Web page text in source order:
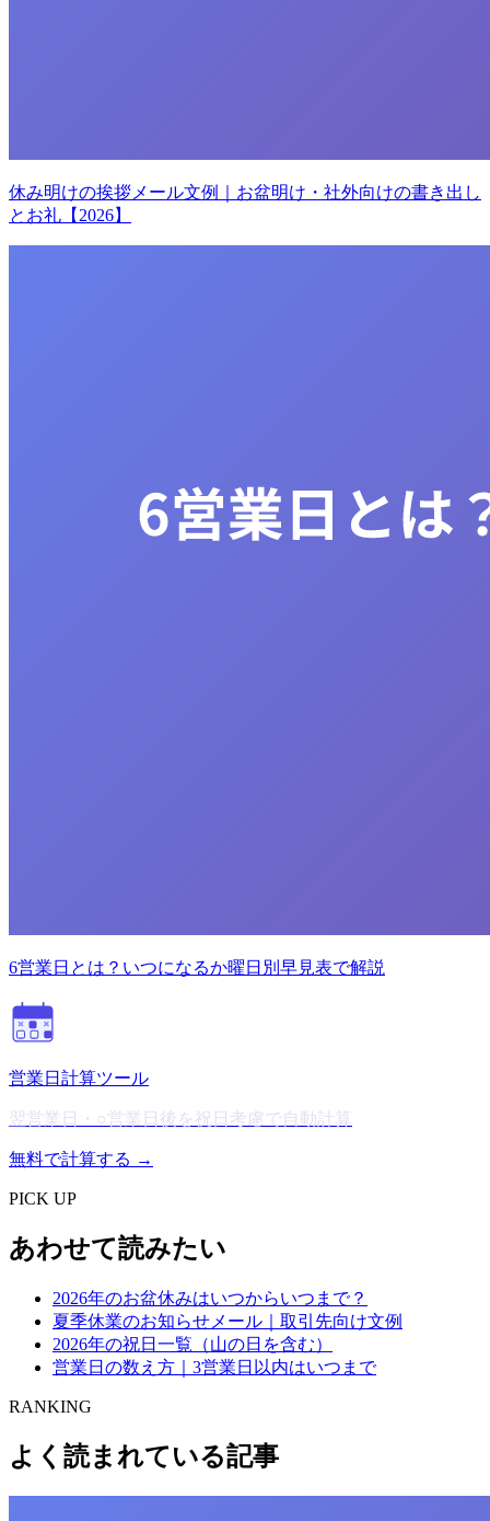
休み明けの挨拶メール文例｜お盆明け・社外向けの書き出し
とお礼【2026】
6営業日とは？いつになるか曜日別早見表で解説
営業日計算ツール
翌営業日・○営業日後を祝日考慮で自動計算
無料で計算する →
PICK UP
あわせて読みたい
2026年のお盆休みはいつからいつまで？
夏季休業のお知らせメール｜取引先向け文例
2026年の祝日一覧（山の日を含む）
営業日の数え方｜3営業日以内はいつまで
RANKING
よく読まれている記事